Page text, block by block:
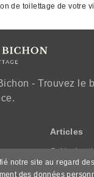
de toilettage de votre
- Trouvez le
Articles
Guide des
notre site au regard
des données